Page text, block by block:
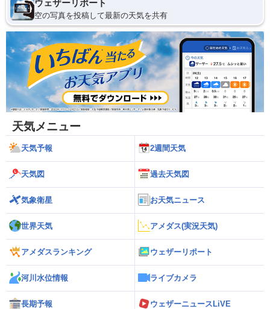
ウェザーリポート
空の写真を投稿して最新の天気を共有
天気メニュー
天気予報 2週間天気
天気図 過去天気図
気象衛星 お天気ニュース
世界天気 アメダス(実況天気)
アメダスランキング ウェザーリポート
河川水位情報 ライブカメラ
長期予報 ウェザーニュースLiVE